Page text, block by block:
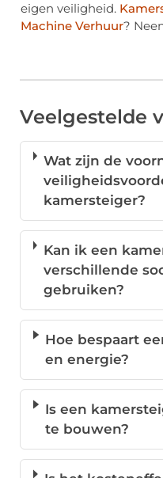
eigen veiligheid.
Machine Verhuur?
Veelgestelde
Wat zijn de
kamersteiger?
Kan ik een
verschillende
gebruiken?
Hoe bespaart
en energie?
Is een
te bouwen?